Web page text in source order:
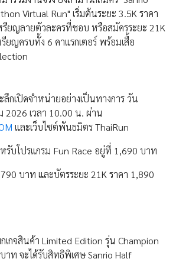
Virtual Run" เริ่มต้นระยะ 3.5K ราคา
ยญลายตัวละครที่ชอบ หรือสมัครระยะ 21K
ยญครบทั้ง 6 คาแรกเตอร์ พร้อมเสื้อ
กเปิดจำหน่ายอย่างเป็นทางการ วัน
เวลา 10.00 น. ผ่าน
และเว็บไซต์พันธมิตร ThaiRun
รับโปรแกรม Fun Race อยู่ที่ 1,690 บาท
บาท และบัตรระยะ 21K ราคา 1,890
กจสินค้า Limited Edition รุ่น Champion
าท จะได้รับสิทธิพิเศษ Sanrio Half